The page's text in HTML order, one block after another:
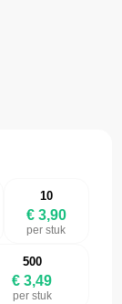
10
€ 3,90
per stuk
500
€ 3,49
per stuk